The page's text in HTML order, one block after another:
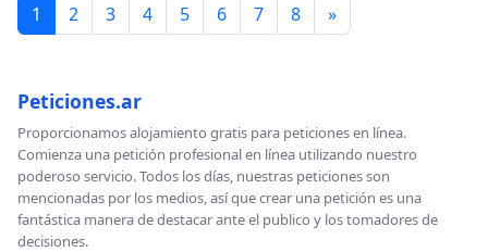
1 2 3 4 5 6 7 8 »
Peticiones.ar
Proporcionamos alojamiento gratis para peticiones en línea.
Comienza una petición profesional en línea utilizando nuestro
poderoso servicio. Todos los días, nuestras peticiones son
mencionadas por los medios, así que crear una petición es una
fantástica manera de destacar ante el publico y los tomadores de
decisiones.